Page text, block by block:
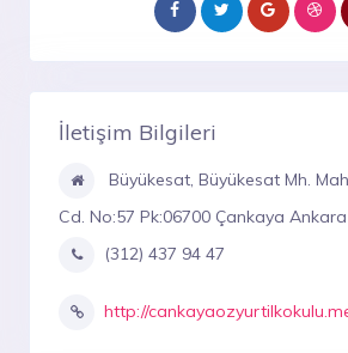
İletişim Bilgileri
Büyükesat, Büyükesat Mh.
Cd. No:57 Pk:06700 Çankaya Ankara
(312) 437 94 47
http://